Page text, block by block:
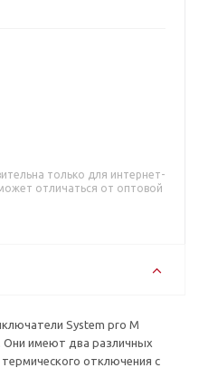
только для интернет-
отличаться от оптовой
System pro M
Они имеют два различных
отключения с